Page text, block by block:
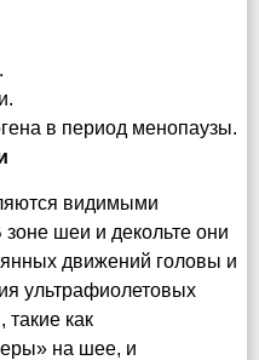
в период менопаузы.
видимыми
шеи и декольте они
движений головы и
ультрафиолетовых
как
на шее, и